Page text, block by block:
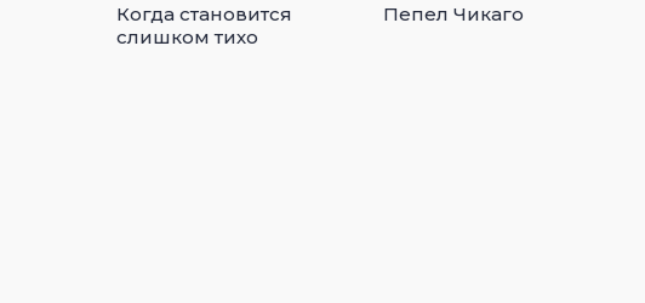
Когда становится
слишком тихо
Пепел Чикаго